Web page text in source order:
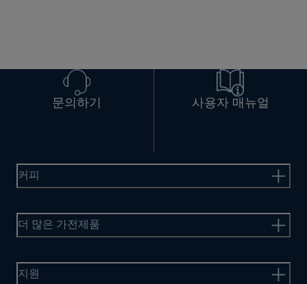
문의하기 사용자 매뉴얼
커피
더 많은 가전제품
지원